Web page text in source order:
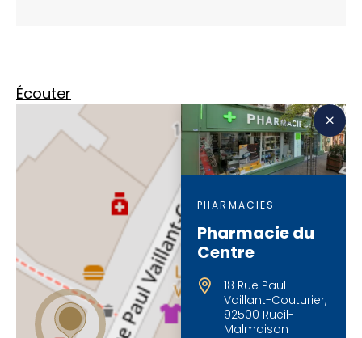
Écouter
PHARMACIES
Pharmacie du
Centre
18 Rue Paul
Vaillant-Couturier,
92500 Rueil-
Malmaison